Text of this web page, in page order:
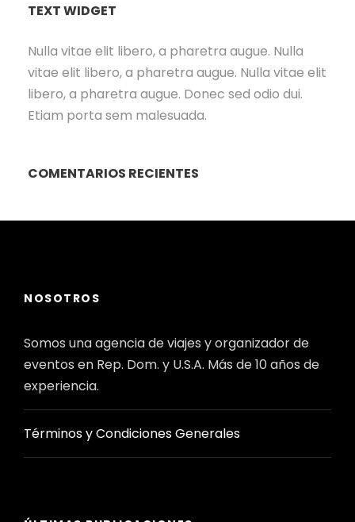
TEXT WIDGET
Nulla vitae elit libero, a pharetra augue. Nulla
vitae elit libero, a pharetra augue. Nulla vitae elit
libero, a pharetra augue. Donec sed odio dui.
Etiam porta sem malesuada.
COMENTARIOS RECIENTES
NOSOTROS
Somos una agencia de viajes y organizador de
eventos en Rep. Dom. y U.S.A. Más de 10 años de
experiencia.
Términos y Condiciones Generales